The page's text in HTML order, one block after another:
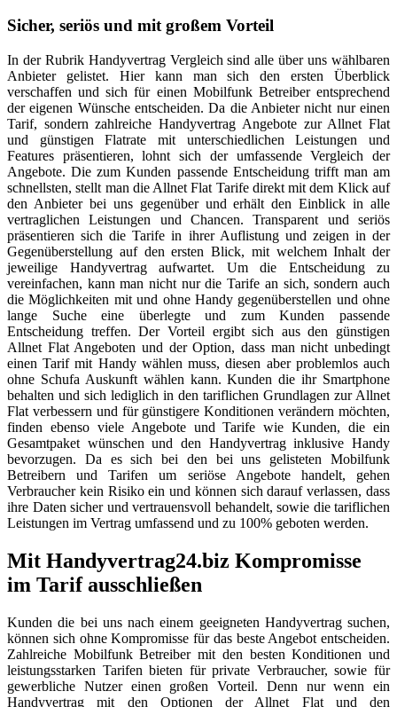
Sicher, seriös und mit großem Vorteil
In der Rubrik Handyvertrag Vergleich sind alle über uns wählbaren
Anbieter gelistet. Hier kann man sich den ersten Überblick
verschaffen und sich für einen Mobilfunk Betreiber entsprechend
der eigenen Wünsche entscheiden. Da die Anbieter nicht nur einen
Tarif, sondern zahlreiche Handyvertrag Angebote zur Allnet Flat
und günstigen Flatrate mit unterschiedlichen Leistungen und
Features präsentieren, lohnt sich der umfassende Vergleich der
Angebote. Die zum Kunden passende Entscheidung trifft man am
schnellsten, stellt man die Allnet Flat Tarife direkt mit dem Klick auf
den Anbieter bei uns gegenüber und erhält den Einblick in alle
vertraglichen Leistungen und Chancen. Transparent und seriös
präsentieren sich die Tarife in ihrer Auflistung und zeigen in der
Gegenüberstellung auf den ersten Blick, mit welchem Inhalt der
jeweilige Handyvertrag aufwartet. Um die Entscheidung zu
vereinfachen, kann man nicht nur die Tarife an sich, sondern auch
die Möglichkeiten mit und ohne Handy gegenüberstellen und ohne
lange Suche eine überlegte und zum Kunden passende
Entscheidung treffen. Der Vorteil ergibt sich aus den günstigen
Allnet Flat Angeboten und der Option, dass man nicht unbedingt
einen Tarif mit Handy wählen muss, diesen aber problemlos auch
ohne Schufa Auskunft wählen kann. Kunden die ihr Smartphone
behalten und sich lediglich in den tariflichen Grundlagen zur Allnet
Flat verbessern und für günstigere Konditionen verändern möchten,
finden ebenso viele Angebote und Tarife wie Kunden, die ein
Gesamtpaket wünschen und den Handyvertrag inklusive Handy
bevorzugen. Da es sich bei den bei uns gelisteten Mobilfunk
Betreibern und Tarifen um seriöse Angebote handelt, gehen
Verbraucher kein Risiko ein und können sich darauf verlassen, dass
ihre Daten sicher und vertrauensvoll behandelt, sowie die tariflichen
Leistungen im Vertrag umfassend und zu 100% geboten werden.
Mit Handyvertrag24.biz Kompromisse
im Tarif ausschließen
Kunden die bei uns nach einem geeigneten Handyvertrag suchen,
können sich ohne Kompromisse für das beste Angebot entscheiden.
Zahlreiche Mobilfunk Betreiber mit den besten Konditionen und
leistungsstarken Tarifen bieten für private Verbraucher, sowie für
gewerbliche Nutzer einen großen Vorteil. Denn nur wenn ein
Handyvertrag mit den Optionen der Allnet Flat und den